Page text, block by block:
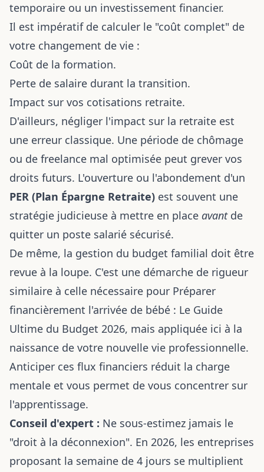
temporaire ou un investissement financier.
Il est impératif de calculer le "coût complet" de
votre changement de vie :
Coût de la formation.
Perte de salaire durant la transition.
Impact sur vos cotisations retraite.
D'ailleurs, négliger l'impact sur la retraite est
une erreur classique. Une période de chômage
ou de freelance mal optimisée peut grever vos
droits futurs. L'ouverture ou l'abondement d'un
PER (Plan Épargne Retraite) est souvent une
stratégie judicieuse à mettre en place avantde
quitter un poste salarié sécurisé.
De même, la gestion du budget familial doit être
revue à la loupe. C'est une démarche de rigueur
similaire à celle nécessaire pour Préparer
financièrement l'arrivée de bébé : Le Guide
Ultime du Budget 2026, mais appliquée ici à la
naissance de votre nouvelle vie professionnelle.
Anticiper ces flux financiers réduit la charge
mentale et vous permet de vous concentrer sur
l'apprentissage.
Conseil d'expert : Ne sous-estimez jamais le
"droit à la déconnexion". En 2026, les entreprises
proposant la semaine de 4 jours se multiplient